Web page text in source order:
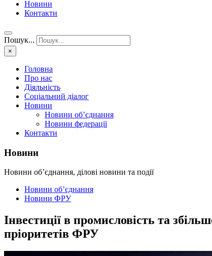
Новини
Контакти
Пошук...
×
Головна
Про нас
Діяльність
Соціальний діалог
Новини
Новини об’єднання
Новини федерації
Контакти
Новини
Новини об’єднання, ділові новини та події
Новини об’єднання
Новини ФРУ
Інвестиції в промисловість та
пріоритетів ФРУ